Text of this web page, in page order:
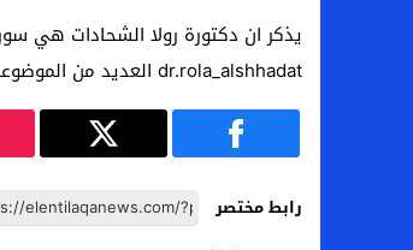
يذكر ان دكتورة رولا الشحادات هي
dr.rola_alshhadat العديد من الموضوعات الهامة الخاصة بالتجميل.
رابط مختصر